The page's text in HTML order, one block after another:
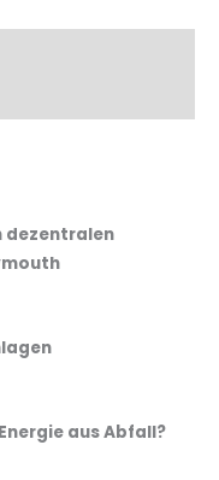
dezentralen
aus Abfall?